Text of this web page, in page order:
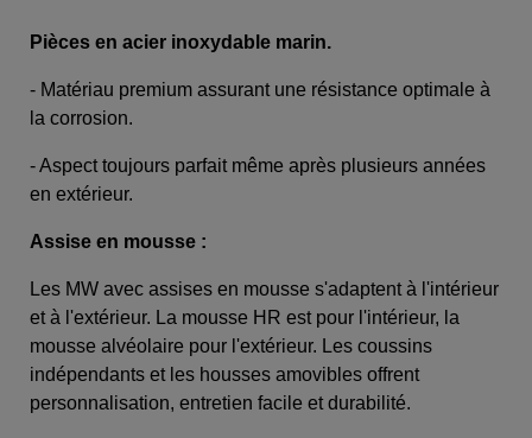
Pièces en acier inoxydable marin.
- Matériau premium assurant une résistance optimale à
la corrosion.
- Aspect toujours parfait même après plusieurs années
en extérieur.
Assise en mousse :
Les MW avec assises en mousse s'adaptent à l'intérieur
et à l'extérieur. La mousse HR est pour l'intérieur, la
mousse alvéolaire pour l'extérieur. Les coussins
indépendants et les housses amovibles offrent
personnalisation, entretien facile et durabilité.